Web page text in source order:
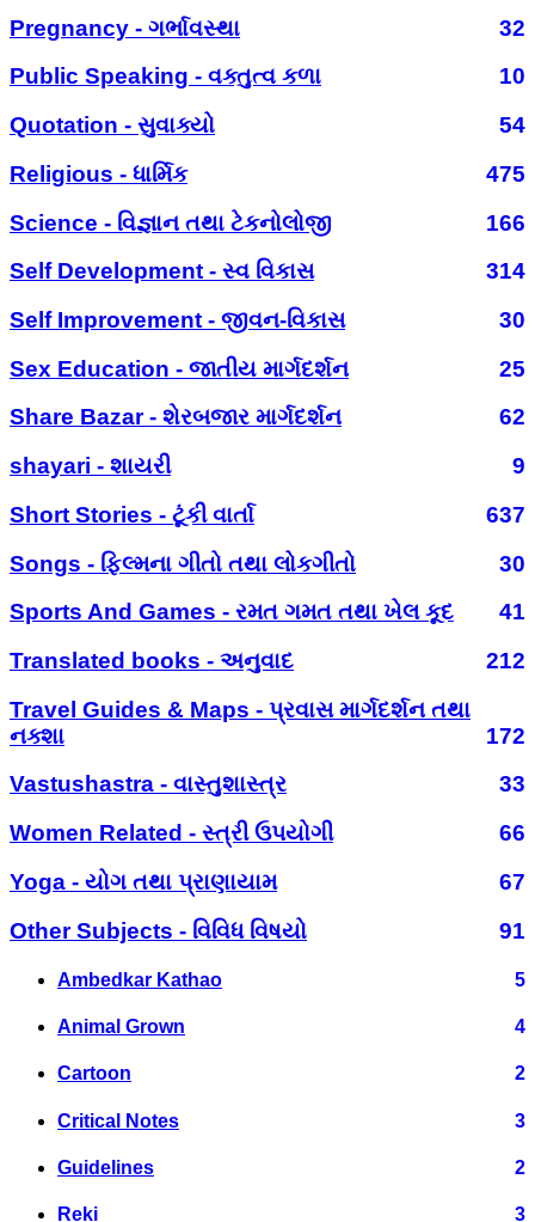
Pregnancy - ગર્ભાવસ્થા
32
Public Speaking - વક્તુત્વ કળા
10
Quotation - સુવાક્યો
54
Religious - ધાર્મિક
475
Science - વિજ્ઞાન તથા ટેકનોલોજી
166
Self Development - સ્વ વિકાસ
314
Self Improvement - જીવન-વિકાસ
30
Sex Education - જાતીય માર્ગદર્શન
25
Share Bazar - શેરબજાર માર્ગદર્શન
62
shayari - શાયરી
9
Short Stories - ટૂંકી વાર્તા
637
Songs - ફિલ્મના ગીતો તથા લોકગીતો
30
Sports And Games - રમત ગમત તથા ખેલ કૂદ
41
Translated books - અનુવાદ
212
Travel Guides & Maps - પ્રવાસ માર્ગદર્શન તથા
નક્શા
172
Vastushastra - વાસ્તુશાસ્ત્ર
33
Women Related - સ્ત્રી ઉપયોગી
66
Yoga - યોગ તથા પ્રાણાયામ
67
Other Subjects - વિવિધ વિષયો
91
Ambedkar Kathao 5
Animal Grown 4
Cartoon 2
Critical Notes 3
Guidelines 2
Reki 3